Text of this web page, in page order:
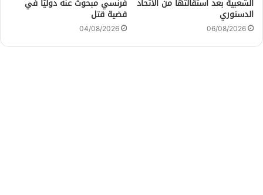
الشعبية بعد استقالتها من الاتحاد
الدستوري
06/08/2026
فرنسي مبحوث عنه دوليًا في
قضية قتل
04/08/2026